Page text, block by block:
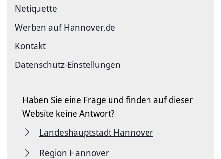
Netiquette
Werben auf Hannover.de
Kontakt
Datenschutz-Einstellungen
Haben Sie eine Frage und finden auf dieser
Website keine Antwort?
Landeshauptstadt Hannover
Region Hannover